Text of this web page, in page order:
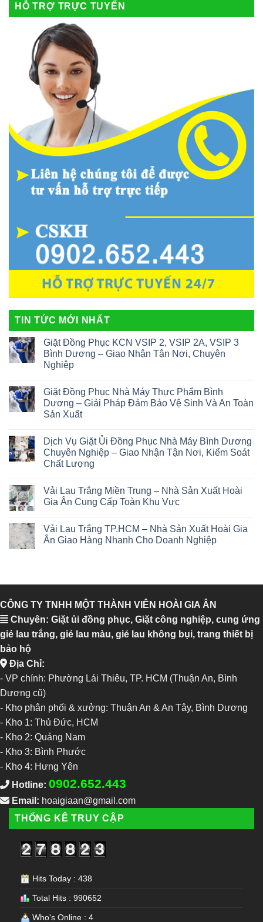
HỖ TRỢ TRỰC TUYẾN
TIN TỨC MỚI NHẤT
Giặt Đồng Phục KCN VSIP 2, VSIP 2A, VSIP 3
Bình Dương – Giao Nhận Tận Nơi, Chuyên
Nghiệp
Giặt Đồng Phục Nhà Máy Thực Phẩm Bình
Dương – Giải Pháp Đảm Bảo Vệ Sinh Và An Toàn
Sản Xuất
Dịch Vụ Giặt Ủi Đồng Phục Nhà Máy Bình Dương
Chuyên Nghiệp – Giao Nhận Tận Nơi, Kiểm Soát
Chất Lượng
Vải Lau Trắng Miền Trung – Nhà Sản Xuất Hoài
Gia Ân Cung Cấp Toàn Khu Vực
Vải Lau Trắng TP.HCM – Nhà Sản Xuất Hoài Gia
Ân Giao Hàng Nhanh Cho Doanh Nghiệp
CÔNG TY TNHH MỘT THÀNH VIÊN HOÀI GIA ÂN
Chuyên: Giặt ủi đồng phục, Giặt công nghiệp, cung ứng
giẻ lau trắng, giẻ lau màu, giẻ lau không bụi, trang thiết bị
bảo hộ
Địa Chỉ:
- VP chính: Phường Lái Thiêu, TP. HCM (Thuận An, Bình
Dương cũ)
- Kho phân phối & xưởng: Thuận An & An Tây, Bình Dương
- Kho 1: Thủ Đức, HCM
- Kho 2: Quảng Nam
- Kho 3: Bình Phước
- Kho 4: Hưng Yên
Hotline: 0902.652.443
Email: hoaigiaan@gmail.com
THỐNG KÊ TRUY CẬP
Hits Today : 438
Total Hits : 990652
Who's Online : 4